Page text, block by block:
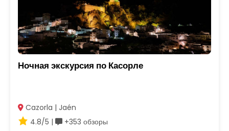
Ночная экскурсия по Касорле
Cazorla | Jaén
4.8/5 |
+353 обзоры